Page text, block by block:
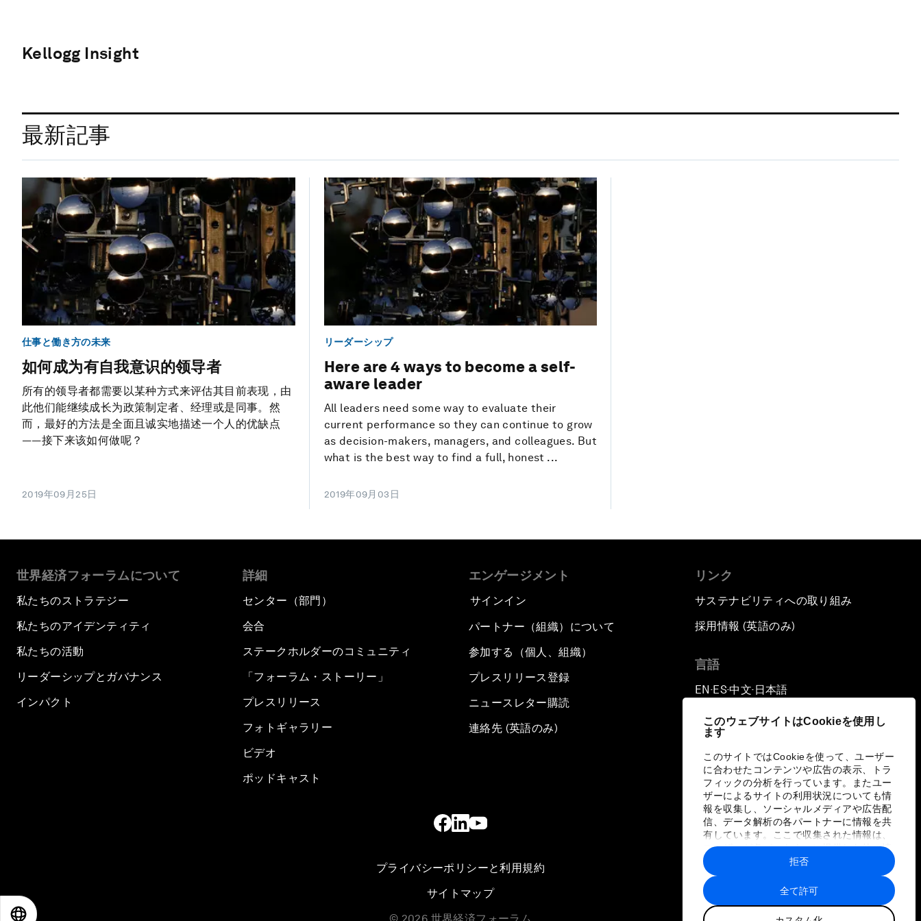
このウェブサイトはCookieを使用し
ます
このサイトではCookieを使って、ユーザー
に合わせたコンテンツや広告の表示、トラ
フィックの分析を行っています。またユー
ザーによるサイトの利用状況についても情
報を収集し、ソーシャルメディアや広告配
信、データ解析の各パートナーに情報を共
有しています。ここで収集された情報は、
ユーザーが各パートナーに提供した他の情
報や各パートナーのサービスを使用した際
に収集された情報と組み合わされ、各パー
トナーによって使用されることがありま
す。
全て許可
拒否
Kellogg Insight
最新記事
仕事と働き方の未来
如何成为有自我意识的领导者
所有的领导者都需要以某种方式来评估其目前表现，由
此他们能继续成长为政策制定者、经理或是同事。然
而，最好的方法是全面且诚实地描述一个人的优缺点
——接下来该如何做呢？
2019年09月25日
リーダーシップ
Here are 4 ways to become a self-
aware leader
All leaders need some way to evaluate their
current performance so they can continue to grow
as decision-makers, managers, and colleagues. But
what is the best way to find a full, honest ...
2019年09月03日
世界経済フォーラムについて
私たちのストラテジー
私たちのアイデンティティ
私たちの活動
リーダーシップとガバナンス
インパクト
詳細
センター（部門）
会合
ステークホルダーのコミュニティ
「フォーラム・ストーリー」
プレスリリース
フォトギャラリー
ビデオ
ポッドキャスト
エンゲージメント
サインイン
パートナー（組織）について
参加する（個人、組織）
プレスリリース登録
ニュースレター購読
連絡先 (英語のみ)
リンク
サステナビリティへの取り組み
採用情報 (英語のみ)
言語
EN ▪ ES▪中文▪ 日本語
プライバシーポリシーと利用規約
サイトマップ